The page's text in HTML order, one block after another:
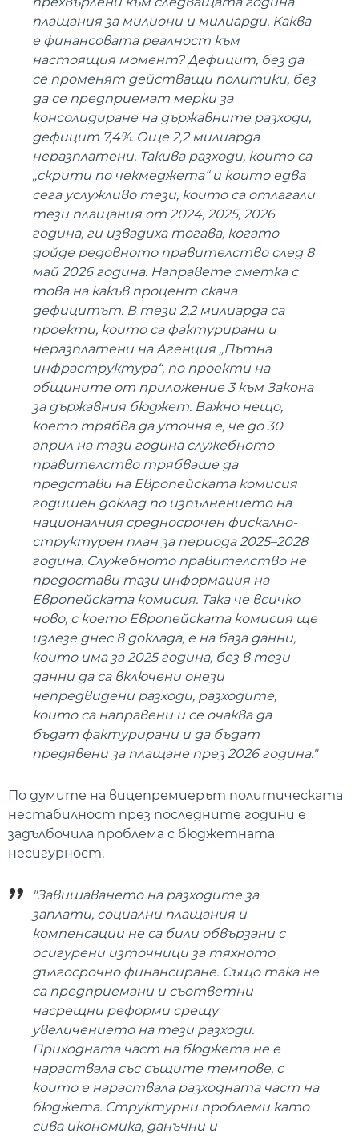
плащания за милиони и милиарди. Каква
е финансовата реалност към
настоящия момент? Дефицит, без да
се променят действащи политики, без
да се предприемат мерки за
консолидиране на държавните разходи,
дефицит 7,4%. Още 2,2 милиарда
неразплатени. Такива разходи, които са
„скрити по чекмеджета“ и които едва
сега услужливо тези, които са отлагали
тези плащания от 2024, 2025, 2026
година, ги извадиха тогава, когато
дойде редовното правителство след 8
май 2026 година. Направете сметка с
това на какъв процент скача
дефицитът. В тези 2,2 милиарда са
проекти, които са фактурирани и
неразплатени на Агенция „Пътна
инфраструктура“, по проекти на
общините от приложение 3 към Закона
за държавния бюджет. Важно нещо,
което трябва да уточня е, че до 30
април на тази година служебното
правителство трябваше да
представи на Европейската комисия
годишен доклад по изпълнението на
националния средносрочен фискално-
структурен план за периода 2025–2028
година. Служебното правителство не
предостави тази информация на
Европейската комисия. Така че всичко
ново, с което Европейската комисия ще
излезе днес в доклада, е на база данни,
които има за 2025 година, без в тези
данни да са включени онези
непредвидени разходи, разходите,
които са направени и се очаква да
бъдат фактурирани и да бъдат
предявени за плащане през 2026 година."
По думите на вицепремиерът политическата
нестабилност през последните години е
задълбочила проблема с бюджетната
несигурност.
"Завишаването на разходите за
заплати, социални плащания и
компенсации не са били обвързани с
осигурени източници за тяхното
дългосрочно финансиране. Също така не
са предприемани и съответни
насрещни реформи срещу
увеличението на тези разходи.
Приходната част на бюджета не е
нараствала със същите темпове, с
които е нараствала разходната част на
бюджета. Структурни проблеми като
сива икономика, данъчни и